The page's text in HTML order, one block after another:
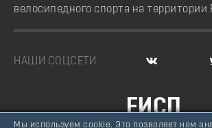
велосипедного спорта на территории
НАШИ СОЦСЕТИ
ЕИСП
ВЕЛОСПОРТ РОССИИ
Мы используем cookie. Это позволяет нам